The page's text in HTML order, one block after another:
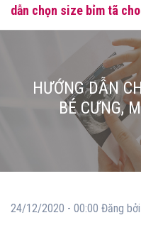
dẫn chọn size bỉm tã
HƯỚNG DẪN
BÉ CƯNG,
24/12/2020 - 00:00 Đăng bởi